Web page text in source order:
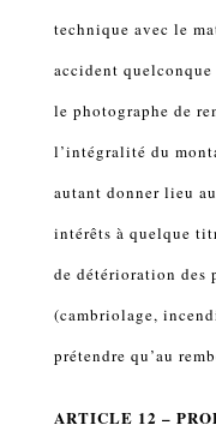
technique avec le
accident
le photographe de
l’intégralité du
autant donner lieu
intérêts à quelque
de détérioration des
(cambriolage,
prétendre qu’au
ARTICLE 12 –